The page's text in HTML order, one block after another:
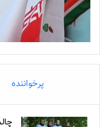
پرخواننده